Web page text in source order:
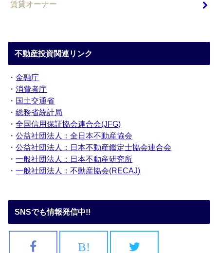
賃貸オーナー
不動産投資関連リンク
・金融庁
・消費者庁
・ 国土交通省
・総務省統計局
・全国信用保証協会連合会(JFG)
・公益社団法人：全日本不動産協会
・公益社団法人：日本不動産鑑定士協会連合会
・一般社団法人：日本不動産研究所
・一般社団法人：不動産協会(RECAJ)
SNSでも情報発信中!!
B!